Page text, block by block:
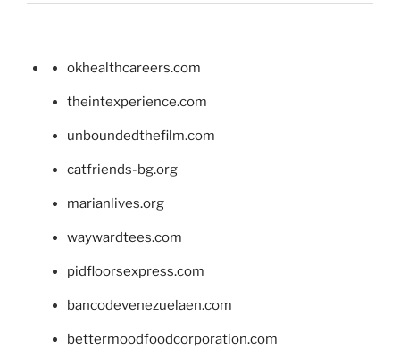
okhealthcareers.com
theintexperience.com
unboundedthefilm.com
catfriends-bg.org
marianlives.org
waywardtees.com
pidfloorsexpress.com
bancodevenezuelaen.com
bettermoodfoodcorporation.com